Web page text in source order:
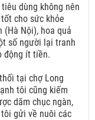
dùng không nên
cho sức khỏe
(Hà Nội), hoa quả
số người lại tranh
động ít tiền.
tại chợ Long
tôi cũng kiếm
dăm chục ngàn,
gửi về nuôi các